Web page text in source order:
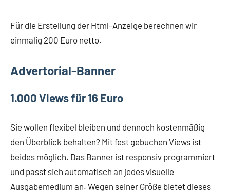
Für die Erstellung der Html-Anzeige berechnen wir
einmalig 200 Euro netto.
Advertorial-Banner
1.000 Views für 16 Euro
Sie wollen flexibel bleiben und dennoch kostenmäßig
den Überblick behalten? Mit fest gebuchen Views ist
beides möglich. Das Banner ist responsiv programmiert
und passt sich automatisch an jedes visuelle
Ausgabemedium an. Wegen seiner Größe bietet dieses